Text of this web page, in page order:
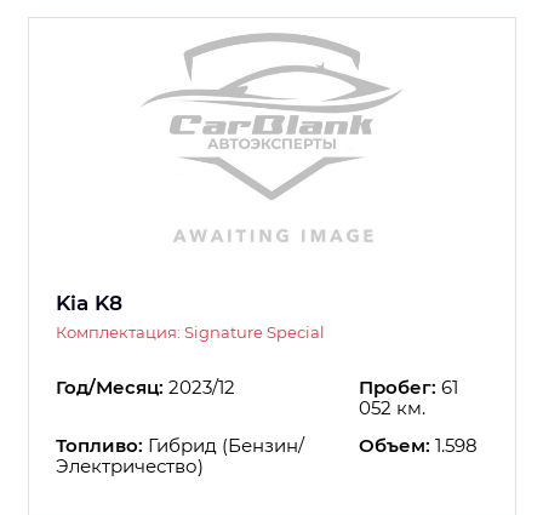
Kia K8
Комплектация: Signature Special
Год/Месяц: 2023/12 Пробег: 61
052 км.
Топливо: Гибрид (Бензин/
Электричество)
Объем: 1.598